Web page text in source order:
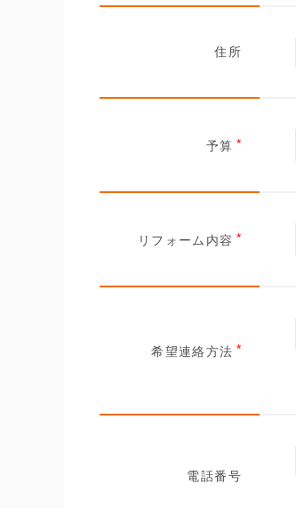
住所
予算
リフォーム内容
希望連絡方法
電話番号